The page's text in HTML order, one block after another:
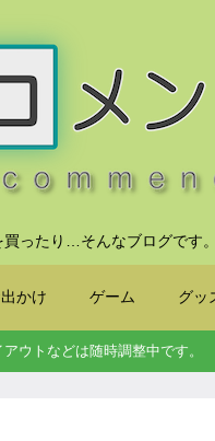
ったり…そんなブログです。
かけ ゲーム グッ
ウトなどは随時調整中です。